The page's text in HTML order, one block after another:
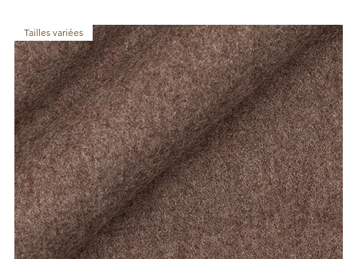
Tailles variées